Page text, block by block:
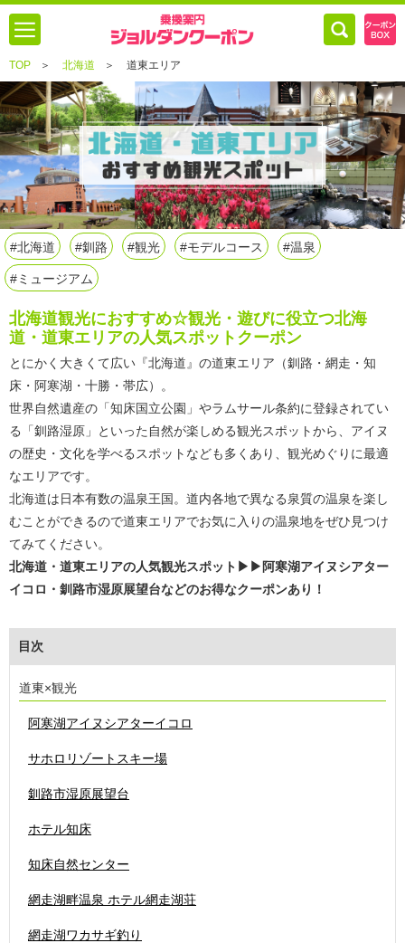
TOP ＞ 北海道 ＞ 道東エリア
#北海道 #釧路 #観光 #モデルコース #温泉
#ミュージアム
北海道観光におすすめ☆観光・遊びに役立つ北海
道・道東エリアの人気スポットクーポン
とにかく大きくて広い『北海道』の道東エリア（釧路・網走・知
床・阿寒湖・十勝・帯広）。
世界自然遺産の「知床国立公園」やラムサール条約に登録されてい
る「釧路湿原」といった自然が楽しめる観光スポットから、アイヌ
の歴史・文化を学べるスポットなども多くあり、観光めぐりに最適
なエリアです。
北海道は日本有数の温泉王国。道内各地で異なる泉質の温泉を楽し
むことができるので道東エリアでお気に入りの温泉地をぜひ見つけ
てみてください。
北海道・道東エリアの人気観光スポット▶▶阿寒湖アイヌシアター
イコロ・釧路市湿原展望台などのお得なクーポンあり！
目次
道東×観光
阿寒湖アイヌシアターイコロ
サホロリゾートスキー場
釧路市湿原展望台
ホテル知床
知床自然センター
網走湖畔温泉 ホテル網走湖荘
網走湖ワカサギ釣り